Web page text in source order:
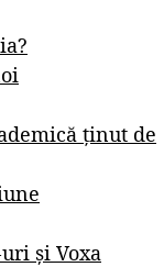
ținut de
și Voxa